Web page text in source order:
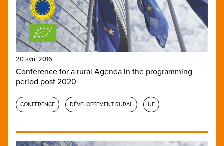
20 avril 2016
Conference for a rural Agenda in the programming
period post 2020
CONFÉRENCE DÉVELOPPEMENT RURAL UE